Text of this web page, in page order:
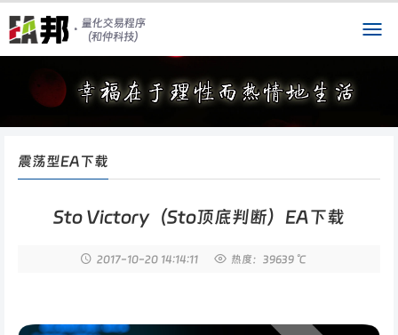
震荡型EA下载
Sto Victory（Sto顶底判断）EA下载
2017-10-20 14:14:11 热度：39639 ℃